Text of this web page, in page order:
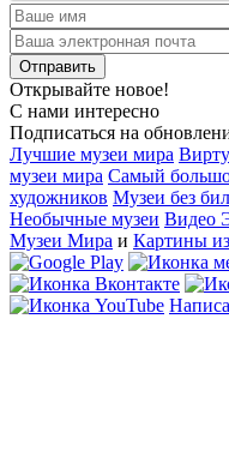
Открывайте новое!
С нами интересно
Подписаться на
Лучшие музеи мира
музеи мира Самый
художников Музеи без
Необычные музеи Видео
Музеи Мира и Картины